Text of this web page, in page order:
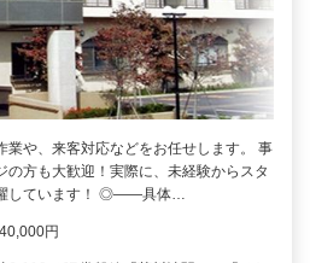
業や、来客対応などをお任せします。 事
の方も大歓迎！実際に、未経験からスタ
しています！ ◎――具体…
円